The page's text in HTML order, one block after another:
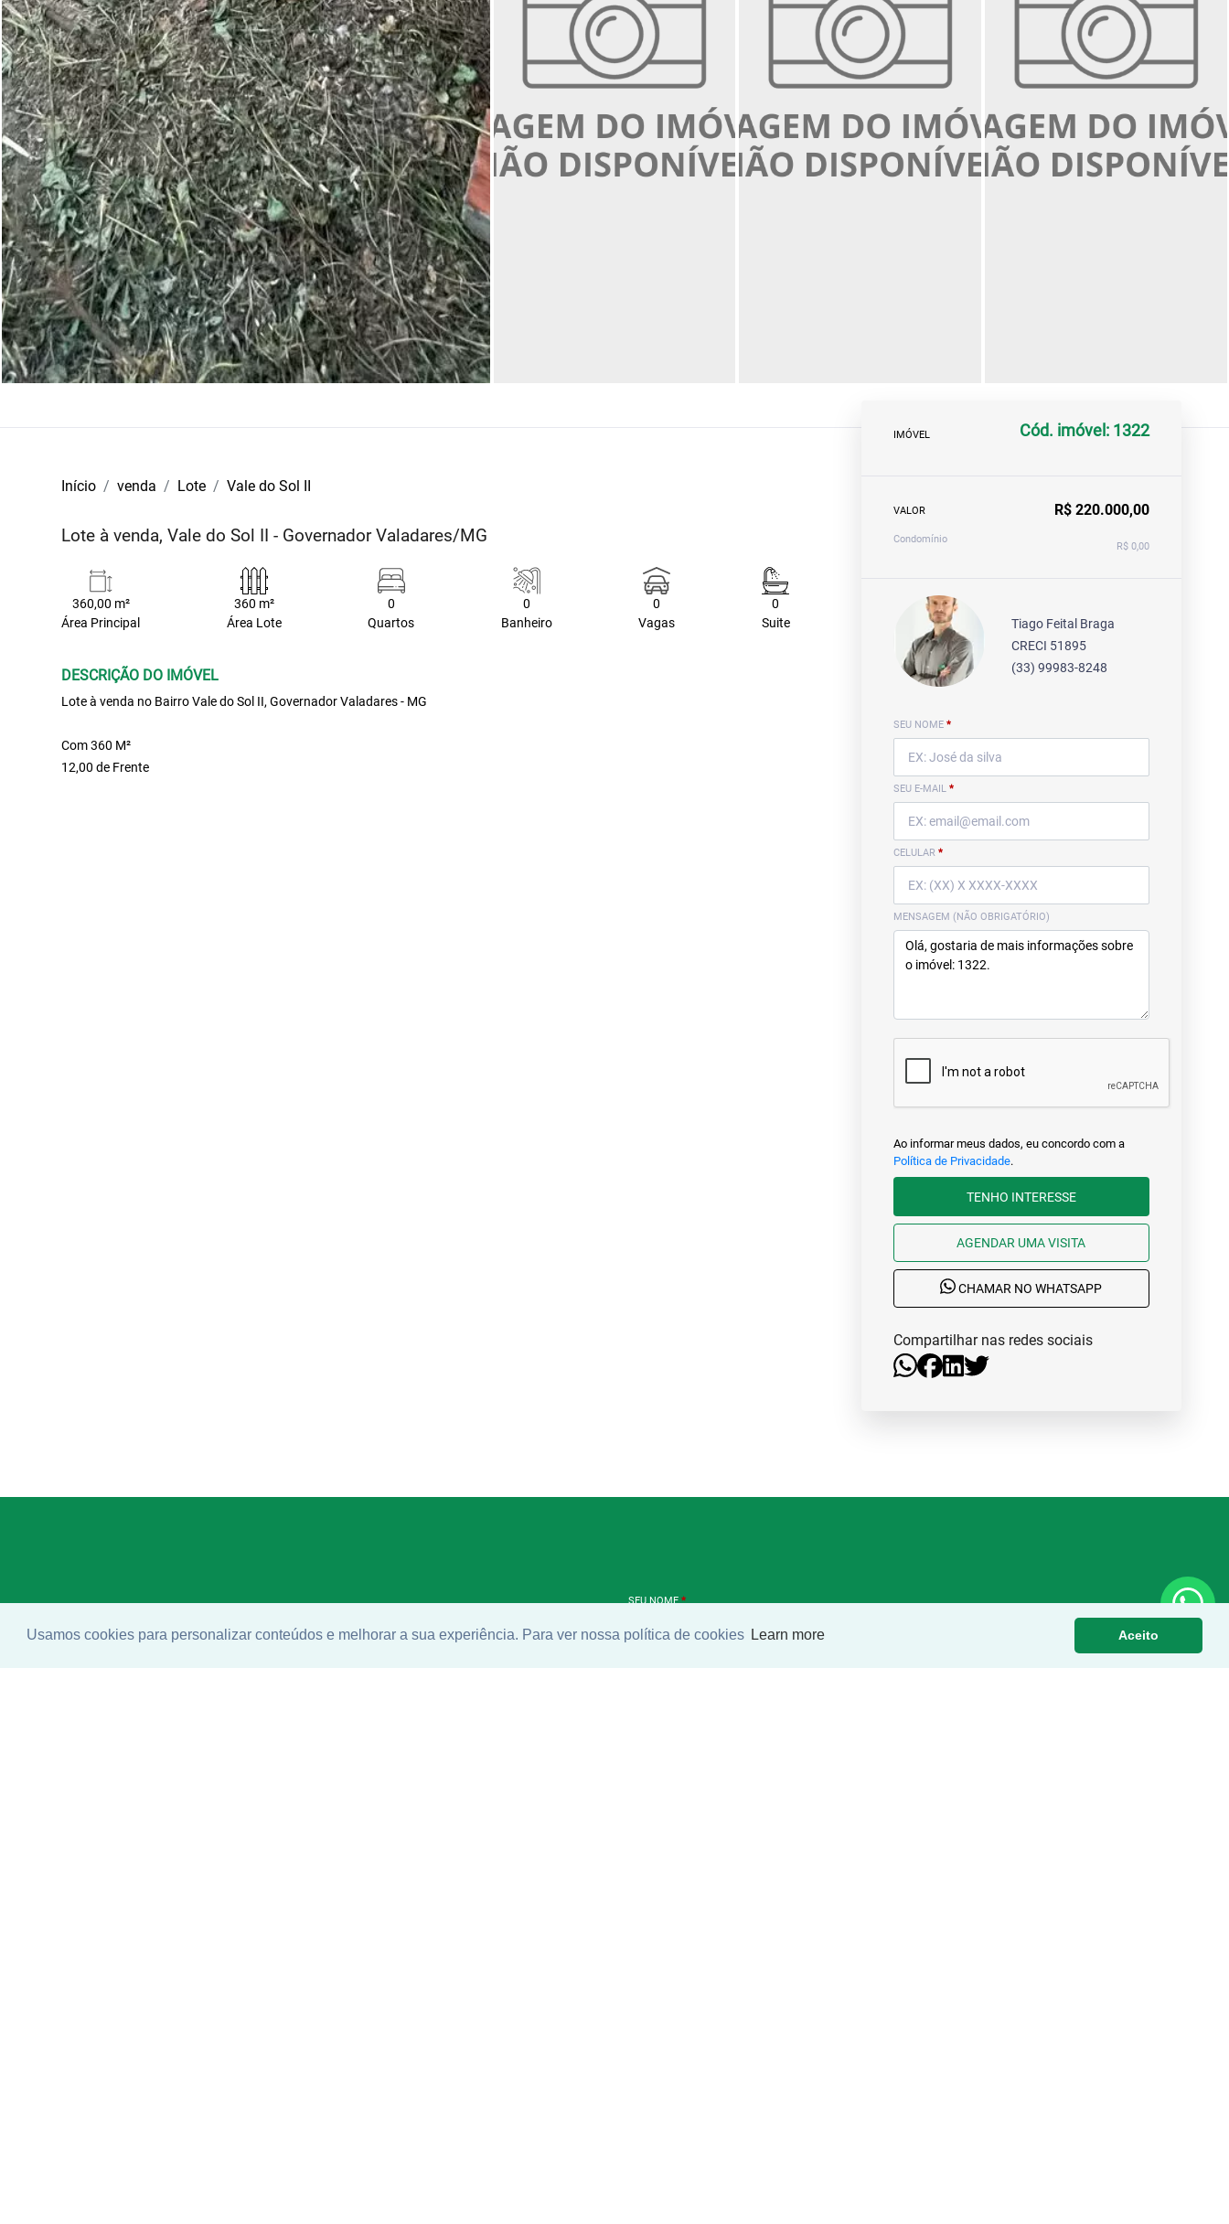
Usamos cookies para personalizar conteúdos e melhorar a sua experiência. Para ver nossa política de cookies Learn more Aceito
Início venda Lote Vale do Sol II
Lote à venda, Vale do Sol II - Governador Valadares/MG
360,00 m²
Área Principal
360 m²
Área Lote
0
Quartos
0
Banheiro
0
Vagas
0
Suite
DESCRIÇÃO DO IMÓVEL
Lote à venda no Bairro Vale do Sol II, Governador Valadares - MG
Com 360 M²
12,00 de Frente
IMÓVEL Cód. imóvel: 1322
VALOR R$ 220.000,00
Condomínio
R$ 0,00
Tiago Feital Braga
CRECI 51895
(33) 99983-8248
SEU NOME *
SEU E-MAIL *
CELULAR *
MENSAGEM (NÃO OBRIGATÓRIO)
Ao informar meus dados, eu concordo com a
Política de Privacidade.
TENHO INTERESSE
AGENDAR UMA VISITA
CHAMAR NO WHATSAPP
Compartilhar nas redes sociais
SEU NOME*